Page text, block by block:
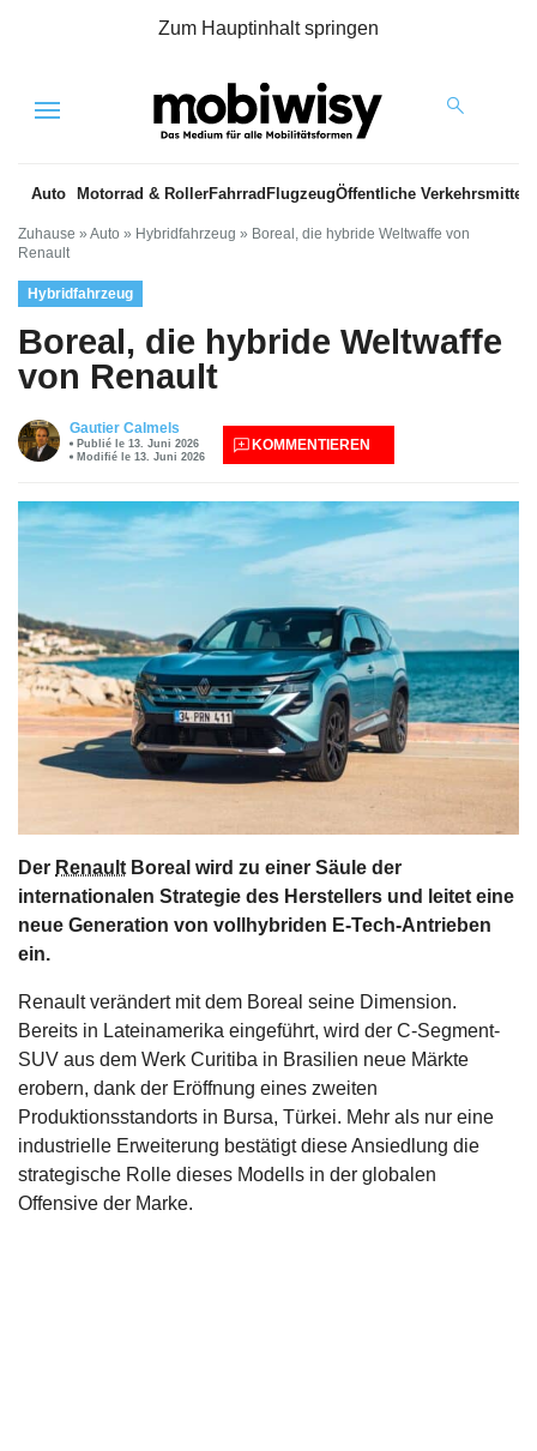
Zum Hauptinhalt springen
Menu
Auto Motorrad & RollerFahrrad FlugzeugÖffentliche Verkehrsmittel
Zuhause » Auto » Hybridfahrzeug » Boreal, die hybride Weltwaffe von
Renault
Hybridfahrzeug
Boreal, die hybride Weltwaffe
von Renault
Gautier Calmels
Publié le 13. Juni 2026
Modifié le 13. Juni 2026
KOMMENTIEREN
Der RenaultBoreal wird zu einer Säule der
internationalen Strategie des Herstellers und leitet eine
neue Generation von vollhybriden E-Tech-Antrieben
ein.
Renault verändert mit dem Boreal seine Dimension.
Bereits in Lateinamerika eingeführt, wird der C-Segment-
SUV aus dem Werk Curitiba in Brasilien neue Märkte
erobern, dank der Eröffnung eines zweiten
Produktionsstandorts in Bursa, Türkei. Mehr als nur eine
industrielle Erweiterung bestätigt diese Ansiedlung die
strategische Rolle dieses Modells in der globalen
Offensive der Marke.